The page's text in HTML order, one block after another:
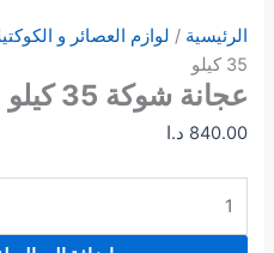
الرئيسية / لوازم العصائر و
35 كيلو
عجانة شوكة 35 كيلو
840.00 د.ا